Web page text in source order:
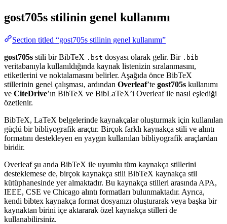
gost705s stilinin genel kullanımı
Section titled “gost705s stilinin genel kullanımı”
gost705s stili bir BibTeX .bst dosyası olarak gelir. Bir .bib
veritabanıyla kullanıldığında kaynak listenizin sıralanmasını,
etiketlerini ve noktalamasını belirler. Aşağıda önce BibTeX
stillerinin genel çalışması, ardından Overleaf’te gost705s kullanımı
ve CiteDrive’ın BibTeX ve BibLaTeX’i Overleaf ile nasıl eşlediği
özetlenir.
BibTeX, LaTeX belgelerinde kaynakçalar oluşturmak için kullanılan
güçlü bir bibliyografik araçtır. Birçok farklı kaynakça stili ve alıntı
formatını destekleyen en yaygın kullanılan bibliyografik araçlardan
biridir.
Overleaf şu anda BibTeX ile uyumlu tüm kaynakça stillerini
desteklemese de, birçok kaynakça stili BibTeX kaynakça stil
kütüphanesinde yer almaktadır. Bu kaynakça stilleri arasında APA,
IEEE, CSE ve Chicago alıntı formatları bulunmaktadır. Ayrıca,
kendi bibtex kaynakça format dosyanızı oluşturarak veya başka bir
kaynaktan birini içe aktararak özel kaynakça stilleri de
kullanabilirsiniz.